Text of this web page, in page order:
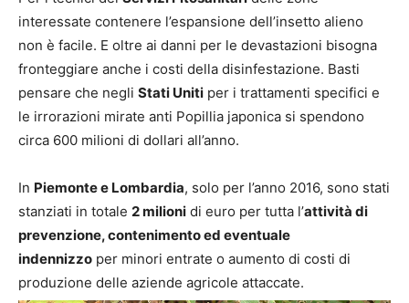
interessate contenere l’espansione dell’insetto alieno
non è facile. E oltre ai danni per le devastazioni bisogna
fronteggiare anche i costi della disinfestazione. Basti
pensare che negli Stati Uniti per i trattamenti specifici e
le irrorazioni mirate anti Popillia japonica si spendono
circa 600 milioni di dollari all’anno.
In Piemonte e Lombardia, solo per l’anno 2016, sono stati
stanziati in totale 2 milioni di euro per tutta l’attività di
prevenzione, contenimento ed eventuale
indennizzo per minori entrate o aumento di costi di
produzione delle aziende agricole attaccate.